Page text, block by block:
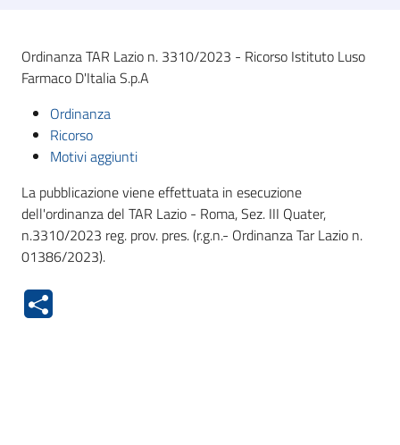
Ordinanza TAR Lazio n. 3310/2023 - Ricorso Istituto Luso
Farmaco D'Italia S.p.A
Ordinanza
Ricorso
Motivi aggiunti
La pubblicazione viene effettuata in esecuzione
dell'ordinanza del TAR Lazio - Roma, Sez. III Quater,
n.3310/2023 reg. prov. pres. (r.g.n.- Ordinanza Tar Lazio n.
01386/2023).